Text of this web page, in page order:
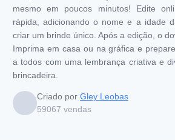
mesmo em poucos minutos! Edite
rápida, adicionando o nome e a idade
criar um brinde único. Após a edição, o
Imprima em casa ou na gráfica e
a todos com uma lembrança criativa e
brincadeira.
Criado por Gley Leobas
59067 vendas